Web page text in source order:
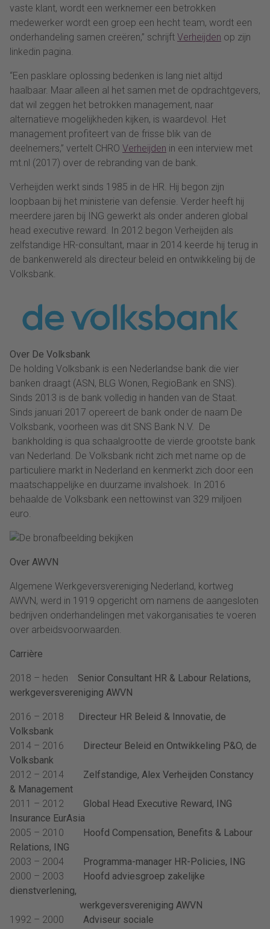
vaste klant, wordt een werknemer een betrokken
medewerker wordt een groep een hecht team, wordt een
onderhandeling samen creëren,” schrijft Verheijden op zijn
linkedin pagina.
“Een pasklare oplossing bedenken is lang niet altijd
haalbaar. Maar alleen al het samen met de opdrachtgevers,
dat wil zeggen het betrokken management, naar
alternatieve mogelijkheden kijken, is waardevol. Het
management profiteert van de frisse blik van de
deelnemers,” vertelt CHRO Verheijden in een interview met
mt.nl (2017) over de rebranding van de bank.
Verheijden werkt sinds 1985 in de HR. Hij begon zijn
loopbaan bij het ministerie van defensie. Verder heeft hij
meerdere jaren bij ING gewerkt als onder anderen global
head executive reward. In 2012 begon Verheijden als
zelfstandige HR-consultant, maar in 2014 keerde hij terug in
de bankenwereld als directeur beleid en ontwikkeling bij de
Volksbank.
Over De Volksbank
De holding Volksbank is een Nederlandse bank die vier
banken draagt (ASN, BLG Wonen, RegioBank en SNS).
Sinds 2013 is de bank volledig in handen van de Staat.
Sinds januari 2017 opereert de bank onder de naam De
Volksbank, voorheen was dit SNS Bank N.V. De
bankholding is qua schaalgrootte de vierde grootste bank
van Nederland. De Volksbank richt zich met name op de
particuliere markt in Nederland en kenmerkt zich door een
maatschappelijke en duurzame invalshoek. In 2016
behaalde de Volksbank een nettowinst van 329 miljoen
euro.
Over AWVN
Algemene Werkgeversvereniging Nederland, kortweg
AWVN, werd in 1919 opgericht om namens de aangesloten
bedrijven onderhandelingen met vakorganisaties te voeren
over arbeidsvoorwaarden.
Carrière
2018 – heden Senior Consultant HR & Labour Relations,
werkgeversvereniging AWVN
2016 – 2018
Directeur HR Beleid & Innovatie, de
Volksbank
2014 – 2016
Directeur Beleid en Ontwikkeling P&O, de
Volksbank
2012 – 2014 Zelfstandige, Alex Verheijden Constancy
& Management
2011 – 2012 Global Head Executive Reward, ING
Insurance EurAsia
2005 – 2010
Hoofd Compensation, Benefits & Labour
Relations, ING
2003 – 2004
Programma-manager HR-Policies, ING
2000 – 2003
Hoofd adviesgroep zakelijke
dienstverlening,
werkgeversvereniging AWVN
1992 – 2000 Adviseur sociale